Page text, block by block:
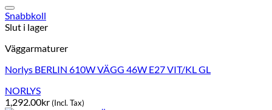
Snabbkoll
Slut i lager
Väggarmaturer
Norlys BERLIN 610W VÄGG 46W E27 VIT/KL GL
NORLYS
1,292.00kr(Incl. Tax)